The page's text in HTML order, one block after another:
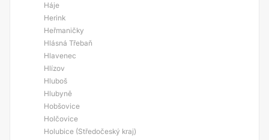
Háje
Herink
Heřmaničky
Hlásná Třebaň
Hlavenec
Hlízov
Hluboš
Hlubyně
Hobšovice
Holčovice
Holubice (Středočeský kraj)